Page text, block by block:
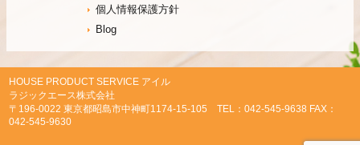
個人情報保護方針
Blog
HOUSE PRODUCT SERVICE アイル
ラジックエース株式会社
〒196-0022 東京都昭島市中神町1174-15-105 TEL：042-545-9638 FAX：
042-545-9630